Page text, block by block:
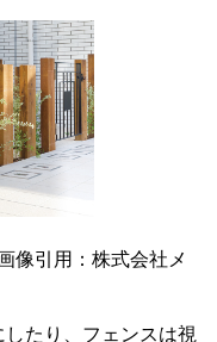
会社メ
たり、フェンスは視